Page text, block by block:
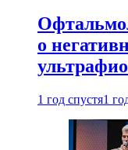
о
1 год спустя1